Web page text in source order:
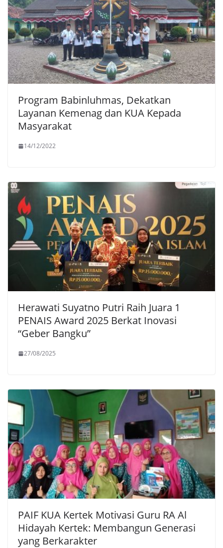
Program Babinluhmas, Dekatkan
Layanan Kemenag dan KUA Kepada
Masyarakat
14/12/2022
Herawati Suyatno Putri Raih Juara 1
PENAIS Award 2025 Berkat Inovasi
“Geber Bangku”
27/08/2025
PAIF KUA Kertek Motivasi Guru RA Al
Hidayah Kertek: Membangun Generasi
yang Berkarakter